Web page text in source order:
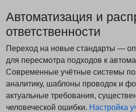
Автоматизация и
ответственности
Переход на новые стандарты —
для пересмотра подходов к
Современные учётные системы
аналитику, шаблоны проводок и
актуальные требования,
человеческой ошибки. Настройка
персональных данных